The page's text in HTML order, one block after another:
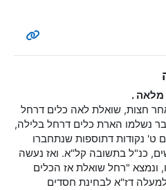
מלאה .
חצות, שואלת לאה כלים דרחל
נשלמו הארת כלים דרחל בלילה,
ט' נקודות דתוספות שנתחברו
כנ"ל בתשובה קל"א. ואז נעשה
ונמצא "רחל שואלת אז הכלים
דז"א לבחינת חסדים